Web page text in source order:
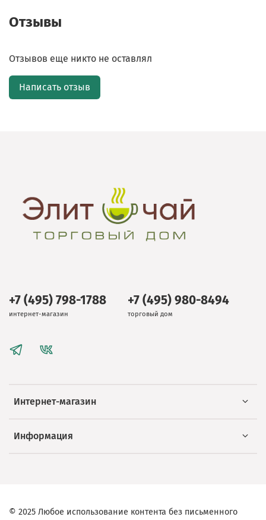
Отзывы
Отзывов еще никто не оставлял
Написать отзыв
Интернет-магазин
Информация
+7 (495) 798-1788
интернет-магазин
+7 (495) 980-8494
торговый дом
© 2025 Любое использование контента без письменного